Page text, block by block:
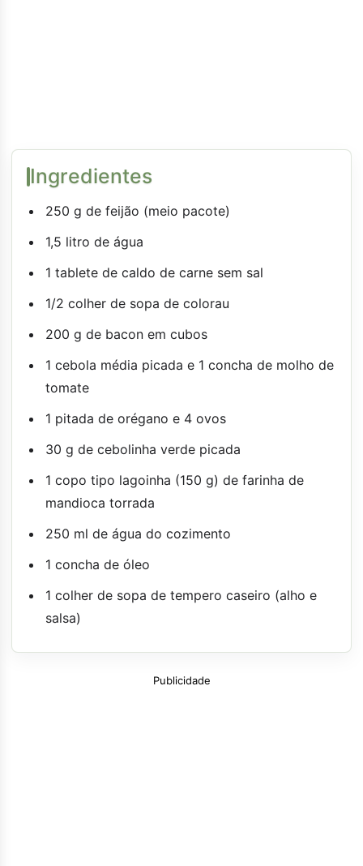
Ingredientes
250 g de feijão (meio pacote)
1,5 litro de água
1 tablete de caldo de carne sem sal
1/2 colher de sopa de colorau
200 g de bacon em cubos
1 cebola média picada e 1 concha de molho de
tomate
1 pitada de orégano e 4 ovos
30 g de cebolinha verde picada
1 copo tipo lagoinha (150 g) de farinha de
mandioca torrada
250 ml de água do cozimento
1 concha de óleo
1 colher de sopa de tempero caseiro (alho e
salsa)
Publicidade